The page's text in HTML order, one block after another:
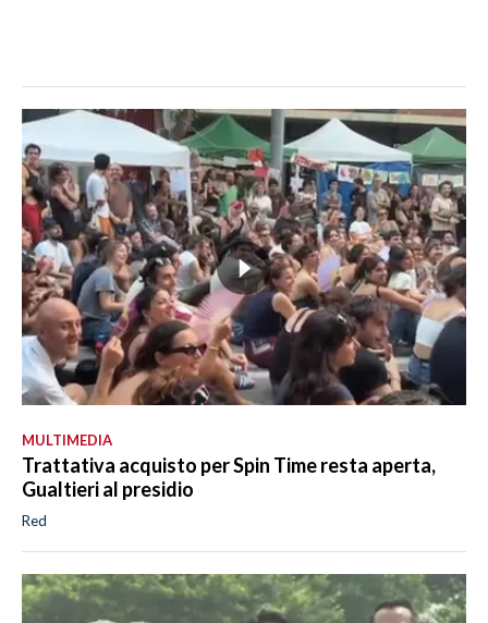
MULTIMEDIA
Trattativa acquisto per Spin Time resta aperta,
Gualtieri al presidio
Red